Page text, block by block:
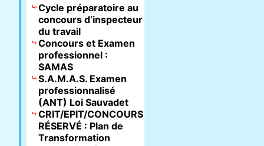
Cycle préparatoire au
concours d’inspecteur
du travail
Concours et Examen
professionnel :
SAMAS
S.A.M.A.S. Examen
professionnalisé
(ANT) Loi Sauvadet
CRIT/EPIT/CONCOURS
RÉSERVÉ : Plan de
Transformation